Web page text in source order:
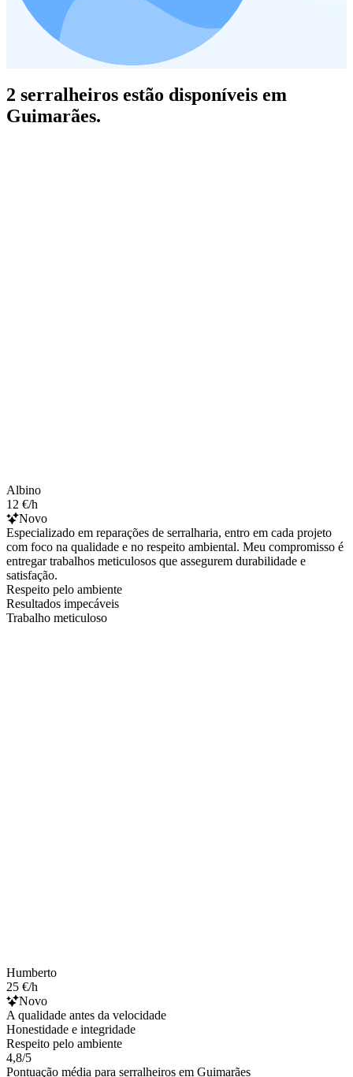
2 serralheiros estão disponíveis em
Guimarães.
Albino
12 €/h
Novo
Especializado em reparações de serralharia, entro em cada projeto
com foco na qualidade e no respeito ambiental. Meu compromisso é
entregar trabalhos meticulosos que assegurem durabilidade e
satisfação.
Respeito pelo ambiente
Resultados impecáveis
Trabalho meticuloso
Humberto
25 €/h
Novo
A qualidade antes da velocidade
Honestidade e integridade
Respeito pelo ambiente
4,8/5
Pontuação média para serralheiros em Guimarães